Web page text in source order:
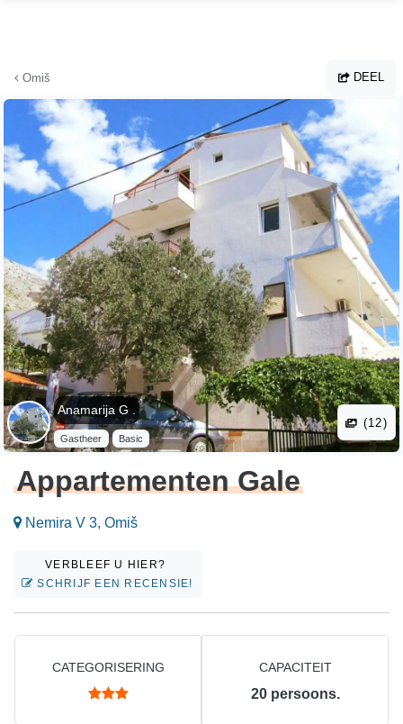
Omiš DEEL
Anamarija G .
Gastheer Basic
(12)
Appartementen Gale
Nemira V 3, Omiš
VERBLEEF U HIER?
SCHRIJF EEN RECENSIE!
CATEGORISERING CAPACITEIT
20 persoons.